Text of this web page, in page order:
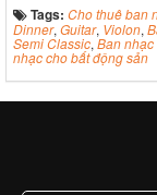
Tags: Cho thuê ban
Dinner, Guitar, Violon,
Semi Classic, Ban
nhạc cho bất động sản